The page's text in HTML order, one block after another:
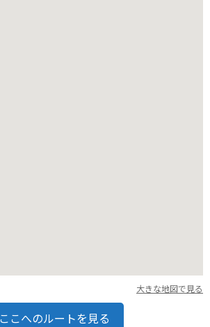
大きな地図で見る
ここへのルートを見る